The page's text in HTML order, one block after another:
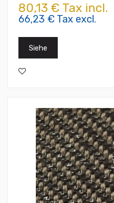
80,13 € Tax incl.
66,23 € Tax excl.
Siehe